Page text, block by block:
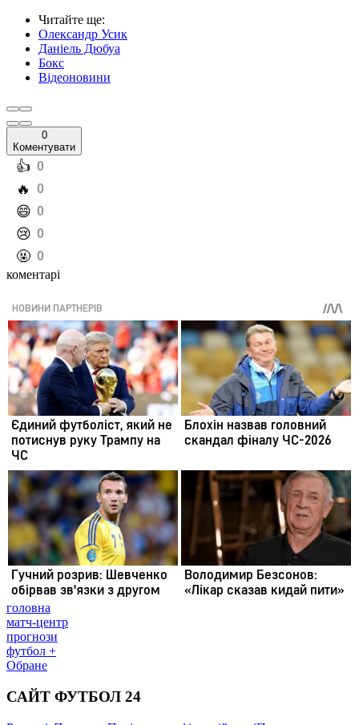
Читайте ще:
Олександр Усик
Даніель Дюбуа
Бокс
Відеоновини
0
Коментувати
️👍 0
️🔥 0
️😄 0
️😢 0
️🤬 0
коментарі
головна
матч-центр
прогнози
футбол +
Обране
САЙТ ФУТБОЛ 24